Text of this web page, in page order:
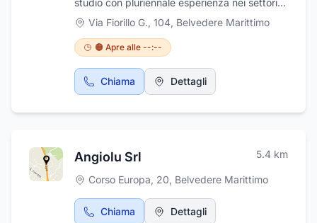
studio con pluriennale esperienza nei settori
progettazione e direzione dei lavori di
Ingegneria Civile Ambientale, Progettazione -
Consulenza Tecnica, Disaster Manager. Siamo
a disposizione per richiedere specifiche
consulenze tecniche: valutazioni di fattibilità,
perizie, progetti, rispetto delle norme per la
domenica.
Via Fiorillo G., 104, Belvedere Marittimo
🟠 Apre alle --:--
Chiama Dettagli
Angiolu Srl 5.4 km
Corso Europa, 20, Belvedere Marittimo
Chiama Dettagli